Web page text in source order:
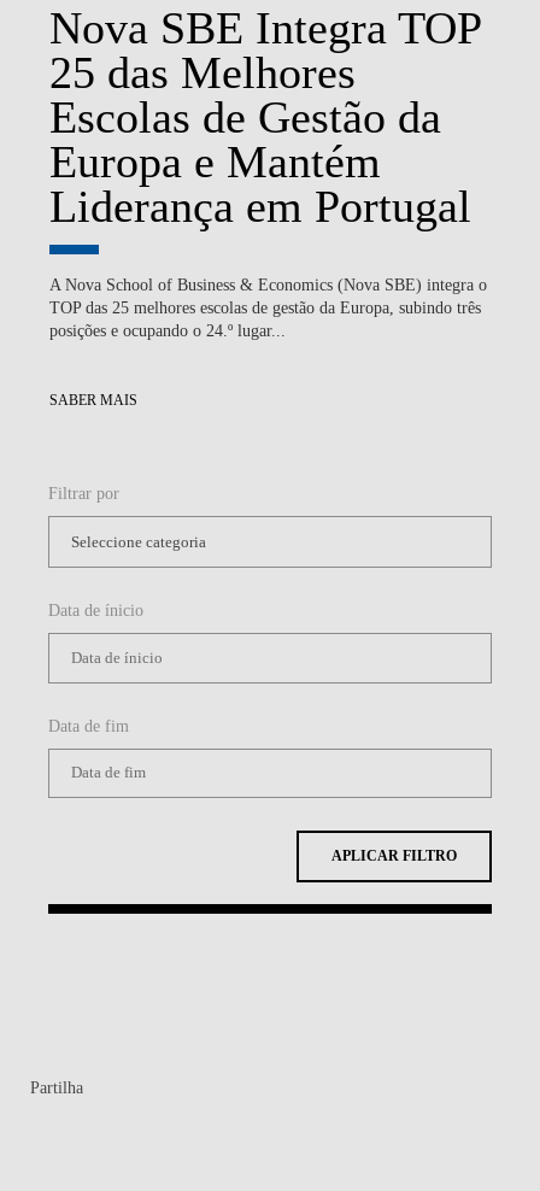
Nova SBE Integra TOP
25 das Melhores
Escolas de Gestão da
Europa e Mantém
Liderança em Portugal
A Nova School of Business & Economics (Nova SBE) integra o
TOP das 25 melhores escolas de gestão da Europa, subindo três
posições e ocupando o 24.º lugar...
SABER MAIS
Filtrar por
Data de ínicio
Data de fim
APLICAR FILTRO
Partilha